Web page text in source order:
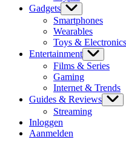
Gadgets
Smartphones
Wearables
Toys & Electronics
Entertainment
Films & Series
Gaming
Internet & Trends
Guides & Reviews
Streaming
Inloggen
Aanmelden